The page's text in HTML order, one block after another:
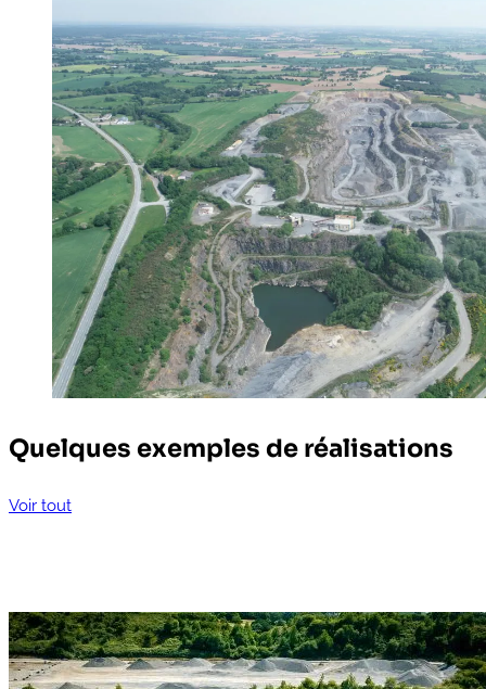
Quelques exemples de réalisations
Voir tout